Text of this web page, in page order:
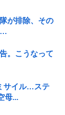
が排除、その
。こうなって
サイル…ステ
母...